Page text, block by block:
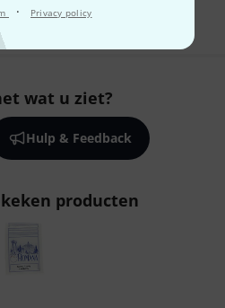
· Privacy policy
wat u ziet?
Hulp & Feedback
producten